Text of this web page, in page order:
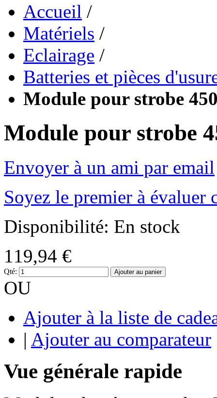
Accueil /
Matériels /
Eclairage /
Batteries et pièces
Module pour strobe
Module pour strobe
Envoyer à un ami par email
Soyez le premier à évaluer
Disponibilité: En stock
119,94 €
Qté: Ajouter au panier
OU
Ajouter à la liste de
| Ajouter au comparateur
Vue générale rapide